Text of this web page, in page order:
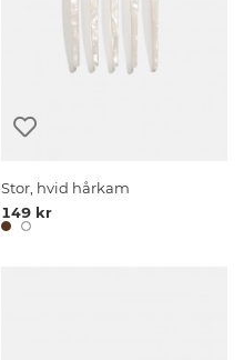
Stor, hvid hårkam
149 kr